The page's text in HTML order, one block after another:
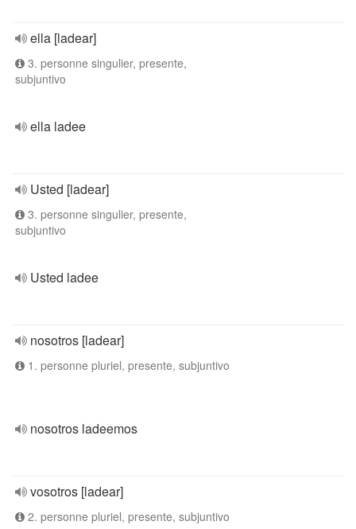
ella [ladear]
3. personne singulier, presente,
subjuntivo
ella ladee
Usted [ladear]
3. personne singulier, presente,
subjuntivo
Usted ladee
nosotros [ladear]
1. personne pluriel, presente, subjuntivo
nosotros ladeemos
vosotros [ladear]
2. personne pluriel, presente, subjuntivo